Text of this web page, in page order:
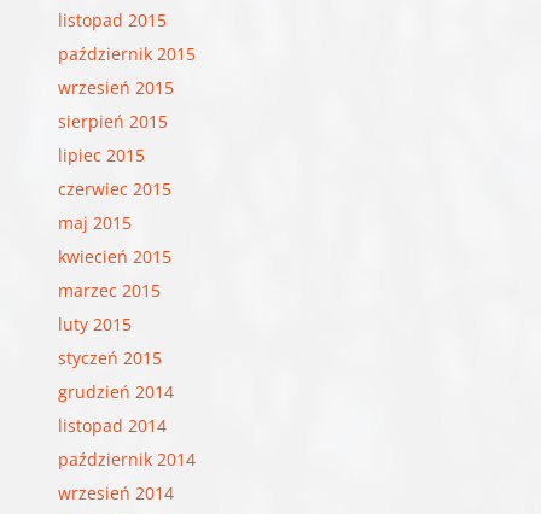
listopad 2015
październik 2015
wrzesień 2015
sierpień 2015
lipiec 2015
czerwiec 2015
maj 2015
kwiecień 2015
marzec 2015
luty 2015
styczeń 2015
grudzień 2014
listopad 2014
październik 2014
wrzesień 2014